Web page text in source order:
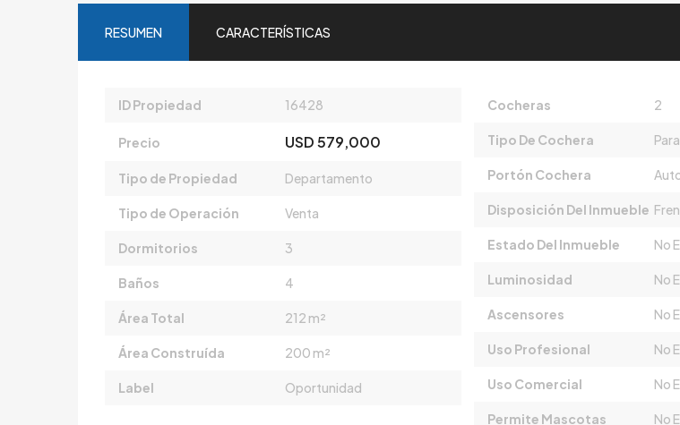
RESUMEN CARACTERÍSTICAS
ID Propiedad 16428
Precio USD 579,000
Tipo de Propiedad Departamento
Tipo de Operación Venta
Dormitorios 3
Baños 4
Área Total 212 m²
Área Construída 200 m²
Label Oportunidad
Cocheras 2
Tipo De Cochera
Portón Cochera
Disposición Del Inmueble
Estado Del Inmueble No
Luminosidad No
Ascensores No
Uso Profesional No
Uso Comercial No
Permite Mascotas No